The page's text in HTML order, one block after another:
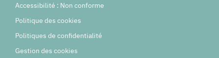
Accessibilité : Non conforme
Politique des cookies
Politiques de confidentialité
Gestion des cookies